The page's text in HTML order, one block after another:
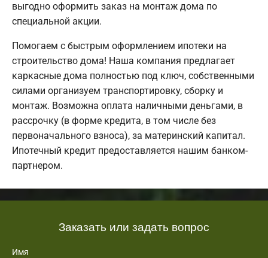
выгодно оформить заказ на монтаж дома по
специальной акции.
Помогаем с быстрым оформлением ипотеки на
строительство дома! Наша компания предлагает
каркасные дома полностью под ключ, собственными
силами организуем транспортировку, сборку и
монтаж. Возможна оплата наличными деньгами, в
рассрочку (в форме кредита, в том числе без
первоначального взноса), за материнский капитал.
Ипотечный кредит предоставляется нашим банком-
партнером.
Заказать или задать вопрос
Имя